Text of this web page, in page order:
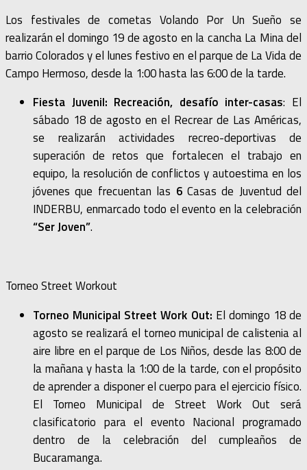
Los festivales de cometas Volando Por Un Sueño se
realizarán el domingo 19 de agosto en la cancha La Mina del
barrio Colorados y el lunes festivo en el parque de La Vida de
Campo Hermoso, desde la 1:00 hasta las 6:00 de la tarde.
Fiesta Juvenil: Recreación, desafío inter-casas: El
sábado 18 de agosto en el Recrear de Las Américas,
se realizarán actividades recreo-deportivas de
superación de retos que fortalecen el trabajo en
equipo, la resolución de conflictos y autoestima en los
jóvenes que frecuentan las 6Casas de Juventud del
INDERBU, enmarcado todo el evento en la celebración
“Ser Joven”.
Torneo Street Workout
Torneo Municipal Street Work Out: El domingo 18 de
agosto se realizará el torneo municipal de calistenia al
aire libre en el parque de Los Niños, desde las 8:00 de
la mañana y hasta la 1:00 de la tarde, con el propósito
de aprender a disponer el cuerpo para el ejercicio físico.
El Torneo Municipal de Street Work Out será
clasificatorio para el evento Nacional programado
dentro de la celebración del cumpleaños de
Bucaramanga.